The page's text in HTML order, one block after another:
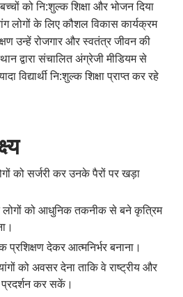
को नि:शुल्क शिक्षा और भोजन दिया
लोगों के लिए कौशल विकास कार्यक्रम
उन्हें रोजगार और स्वतंत्र जीवन की
द्वारा संचालित अंग्रेजी मीडियम से
विद्यार्थी नि:शुल्क शिक्षा प्राप्त कर रहे
को सर्जरी कर उनके पैरों पर खड़ा
लोगों को आधुनिक तकनीक से बने कृत्रिम
प्रशिक्षण देकर आत्मनिर्भर बनाना।
को अवसर देना ताकि वे राष्ट्रीय और
प्रदर्शन कर सकें।